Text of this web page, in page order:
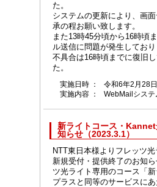
た。
システムの更新により、画
承の程お願い致します。
また13時45分頃から16時頃
ル送信に問題が発生してお
不具合は16時頃までに復旧
た。
実施日時 ：
令和6年2月28
実施内容 ：
WebMailシステ
新ライトコース・
知らせ（2023.3.1）
NTT東日本様よりフレッツ
新規受付・提供終了のお知
ツ光ライト専用のコース「
プラスと同等のサービスに